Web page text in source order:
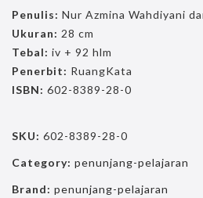
Penulis: Nur Azmina Wahdiyani
Ukuran: 28 cm
Tebal: iv + 92 hlm
Penerbit: RuangKata
ISBN: 602-8389-28-0
SKU: 602-8389-28-0
Category: penunjang-pelajaran
Brand: penunjang-pelajaran